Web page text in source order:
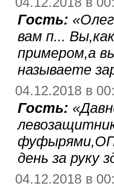
Гость: «
вам п...
примером,а
называете
04.12.2018 в
Гость: «
день за руку
04.12.2018 в